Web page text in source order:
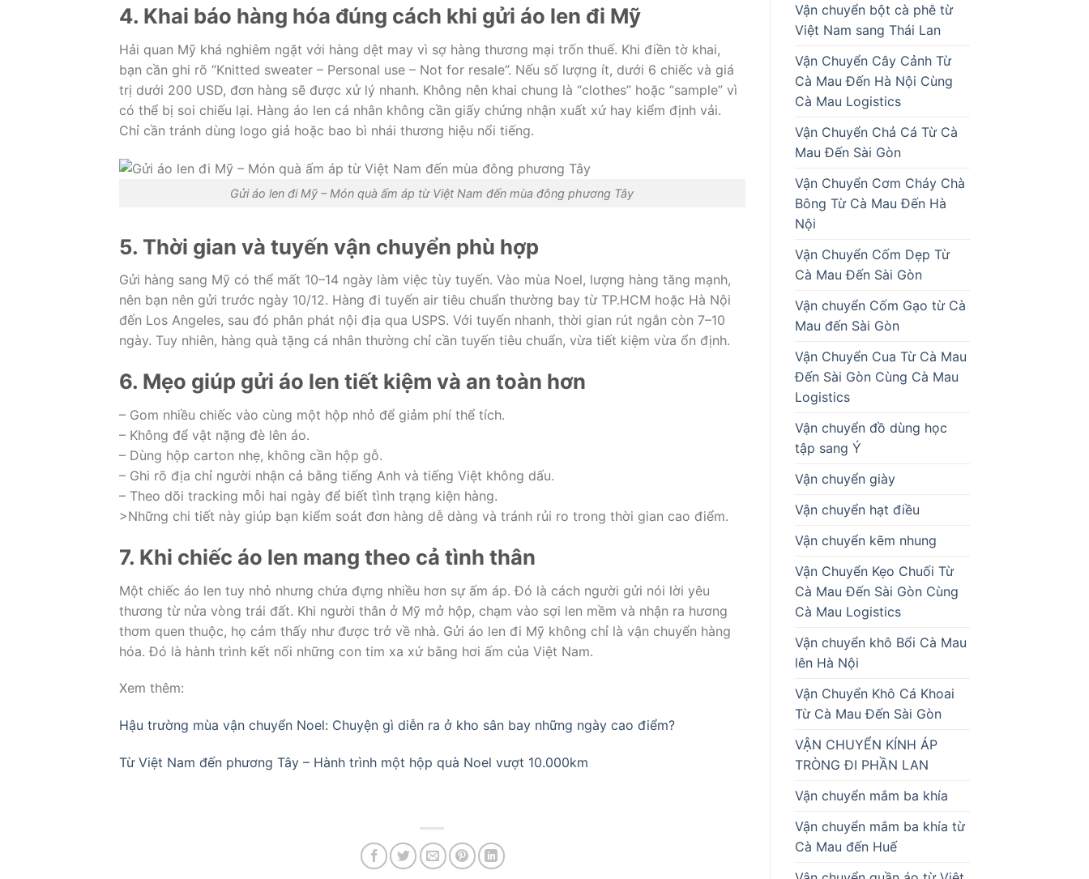
4. Khai báo hàng hóa đúng cách khi gửi áo len đi Mỹ
Hải quan Mỹ khá nghiêm ngặt với hàng dệt may vì sợ hàng thương mại trốn thuế. Khi điền tờ khai,
bạn cần ghi rõ “Knitted sweater – Personal use – Not for resale”. Nếu số lượng ít, dưới 6 chiếc và giá
trị dưới 200 USD, đơn hàng sẽ được xử lý nhanh. Không nên khai chung là “clothes” hoặc “sample” vì
có thể bị soi chiếu lại. Hàng áo len cá nhân không cần giấy chứng nhận xuất xứ hay kiểm định vải.
Chỉ cần tránh dùng logo giả hoặc bao bì nhái thương hiệu nổi tiếng.
Gửi áo len đi Mỹ – Món quà ấm áp từ Việt Nam đến mùa đông phương Tây
5. Thời gian và tuyến vận chuyển phù hợp
Gửi hàng sang Mỹ có thể mất 10–14 ngày làm việc tùy tuyến. Vào mùa Noel, lượng hàng tăng mạnh,
nên bạn nên gửi trước ngày 10/12. Hàng đi tuyến air tiêu chuẩn thường bay từ TP.HCM hoặc Hà Nội
đến Los Angeles, sau đó phân phát nội địa qua USPS. Với tuyến nhanh, thời gian rút ngắn còn 7–10
ngày. Tuy nhiên, hàng quà tặng cá nhân thường chỉ cần tuyến tiêu chuẩn, vừa tiết kiệm vừa ổn định.
6. Mẹo giúp gửi áo len tiết kiệm và an toàn hơn
– Gom nhiều chiếc vào cùng một hộp nhỏ để giảm phí thể tích.
– Không để vật nặng đè lên áo.
– Dùng hộp carton nhẹ, không cần hộp gỗ.
– Ghi rõ địa chỉ người nhận cả bằng tiếng Anh và tiếng Việt không dấu.
– Theo dõi tracking mỗi hai ngày để biết tình trạng kiện hàng.
>Những chi tiết này giúp bạn kiểm soát đơn hàng dễ dàng và tránh rủi ro trong thời gian cao điểm.
7. Khi chiếc áo len mang theo cả tình thân
Một chiếc áo len tuy nhỏ nhưng chứa đựng nhiều hơn sự ấm áp. Đó là cách người gửi nói lời yêu
thương từ nửa vòng trái đất. Khi người thân ở Mỹ mở hộp, chạm vào sợi len mềm và nhận ra hương
thơm quen thuộc, họ cảm thấy như được trở về nhà. Gửi áo len đi Mỹ không chỉ là vận chuyển hàng
hóa. Đó là hành trình kết nối những con tim xa xứ bằng hơi ấm của Việt Nam.
Xem thêm:
Hậu trường mùa vận chuyển Noel: Chuyện gì diễn ra ở kho sân bay những ngày cao điểm?
Từ Việt Nam đến phương Tây – Hành trình một hộp quà Noel vượt 10.000km
Vận chuyển bột cà phê từ
Việt Nam sang Thái Lan
Vận Chuyển Cây Cảnh Từ
Cà Mau Đến Hà Nội Cùng
Cà Mau Logistics
Vận Chuyển Chả Cá Từ Cà
Mau Đến Sài Gòn
Vận Chuyển Cơm Cháy Chà
Bông Từ Cà Mau Đến Hà
Nội
Vận Chuyển Cốm Dẹp Từ
Cà Mau Đến Sài Gòn
Vận chuyển Cốm Gạo từ Cà
Mau đến Sài Gòn
Vận Chuyển Cua Từ Cà Mau
Đến Sài Gòn Cùng Cà Mau
Logistics
Vận chuyển đồ dùng học
tập sang Ý
Vận chuyển giày
Vận chuyển hạt điều
Vận chuyển kẽm nhung
Vận Chuyển Kẹo Chuối Từ
Cà Mau Đến Sài Gòn Cùng
Cà Mau Logistics
Vận chuyển khô Bổi Cà Mau
lên Hà Nội
Vận Chuyển Khô Cá Khoai
Từ Cà Mau Đến Sài Gòn
VẬN CHUYỂN KÍNH ÁP
TRÒNG ĐI PHẦN LAN
Vận chuyển mắm ba khía
Vận chuyển mắm ba khía từ
Cà Mau đến Huế